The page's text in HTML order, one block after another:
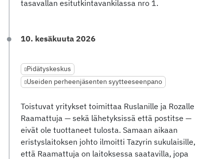
tasavallan esitutkintavankilassa nro 1.
10. kesäkuuta 2026
Pidätyskeskus
Useiden perheenjäsenten syytteeseenpano
Toistuvat yritykset toimittaa Ruslanille ja Rozalle
Raamattuja — sekä lähetyksissä että postitse —
eivät ole tuottaneet tulosta. Samaan aikaan
eristyslaitoksen johto ilmoitti Tazyrin sukulaisille,
että Raamattuja on laitoksessa saatavilla, jopa